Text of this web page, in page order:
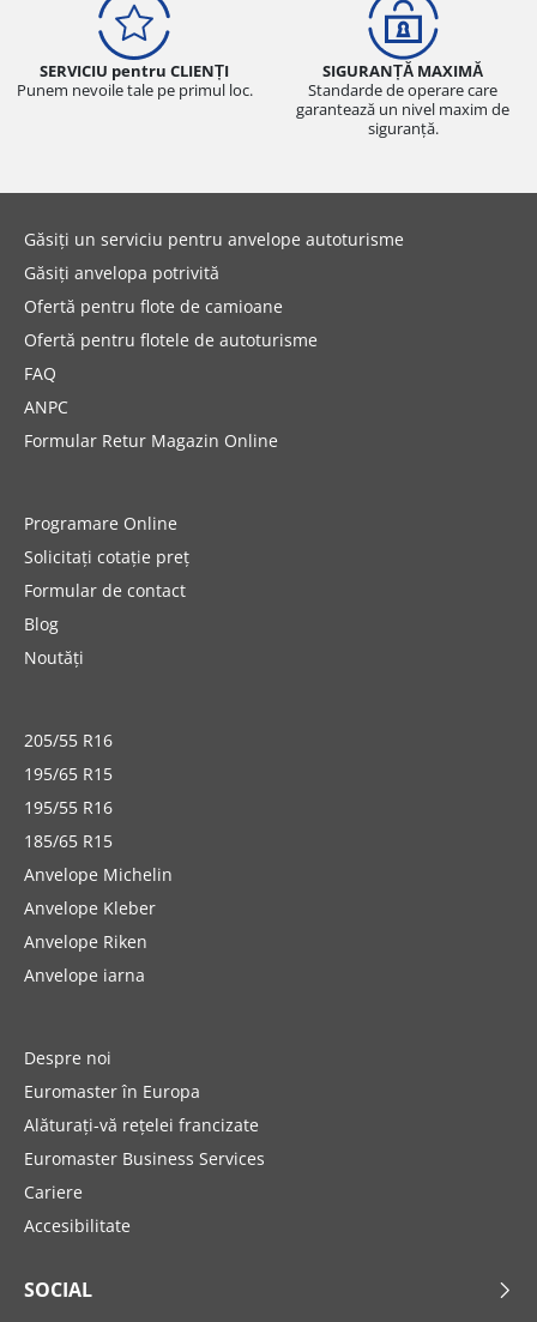
SERVICIU pentru CLIENȚI
Punem nevoile tale pe primul loc.
SIGURANȚĂ MAXIMĂ
Standarde de operare care
garantează un nivel maxim de
siguranță.
Găsiți un serviciu pentru anvelope autoturisme
Găsiți anvelopa potrivită
Ofertă pentru flote de camioane
Ofertă pentru flotele de autoturisme
FAQ
ANPC
Formular Retur Magazin Online
Programare Online
Solicitați cotație preț
Formular de contact
Blog
Noutăți
205/55 R16
195/65 R15
195/55 R16
185/65 R15
Anvelope Michelin
Anvelope Kleber
Anvelope Riken
Anvelope iarna
Despre noi
Euromaster în Europa
Alăturați-vă rețelei francizate
Euromaster Business Services
Cariere
Accesibilitate
SOCIAL